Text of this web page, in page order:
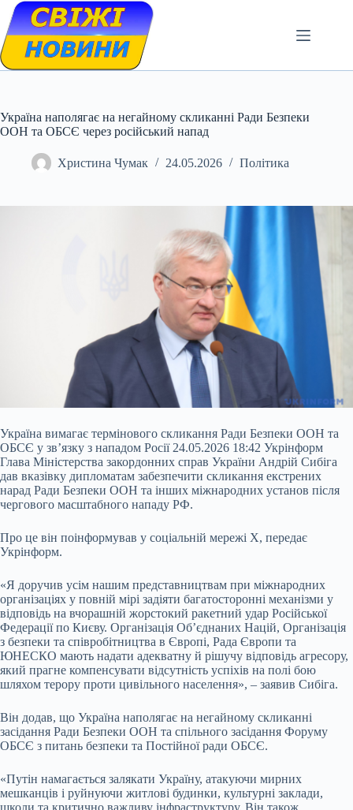
Skip
content
Україна наполягає на негайному скликанні Ради Безпеки
ООН та ОБСЄ через російський напад
Христина Чумак 24.05.2026 Політика
Україна вимагає термінового скликання Ради Безпеки ООН та
ОБСЄ у зв’язку з нападом Росії 24.05.2026 18:42 Укрінформ
Глава Міністерства закордонних справ України Андрій Сибіга
дав вказівку дипломатам забезпечити скликання екстрених
нарад Ради Безпеки ООН та інших міжнародних установ після
чергового масштабного нападу РФ.
Про це він поінформував у соціальній мережі Х, передає
Укрінформ.
«Я доручив усім нашим представництвам при міжнародних
організаціях у повній мірі задіяти багатосторонні механізми у
відповідь на вчорашній жорстокий ракетний удар Російської
Федерації по Києву. Організація Об’єднаних Націй, Організація
з безпеки та співробітництва в Європі, Рада Європи та
ЮНЕСКО мають надати адекватну й рішучу відповідь агресору,
який прагне компенсувати відсутність успіхів на полі бою
шляхом терору проти цивільного населення», – заявив Сибіга.
Він додав, що Україна наполягає на негайному скликанні
засідання Ради Безпеки ООН та спільного засідання Форуму
ОБСЄ з питань безпеки та Постійної ради ОБСЄ.
«Путін намагається залякати Україну, атакуючи мирних
мешканців і руйнуючи житлові будинки, культурні заклади,
школи та критично важливу інфраструктуру. Він також